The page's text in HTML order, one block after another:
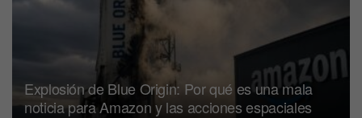
Explosión de Blue Origin: Por qué es una mala
noticia para Amazon y las acciones espaciales